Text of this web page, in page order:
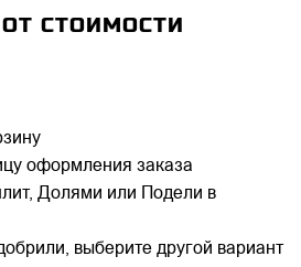
ОТ СТОИМОСТИ
оформления заказа
Долями или Подели в
выберите другой вариант